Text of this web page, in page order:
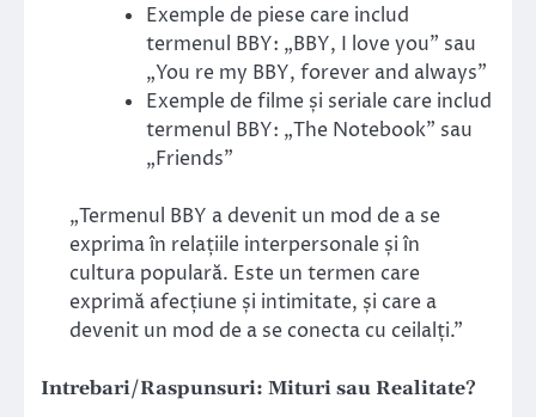
Exemple de piese care includ
termenul BBY: „BBY, I love you” sau
„You re my BBY, forever and always”
Exemple de filme și seriale care includ
termenul BBY: „The Notebook” sau
„Friends”
„Termenul BBY a devenit un mod de a se
exprima în relațiile interpersonale și în
cultura populară. Este un termen care
exprimă afecțiune și intimitate, și care a
devenit un mod de a se conecta cu ceilalți.”
Intrebari/Raspunsuri: Mituri sau Realitate?